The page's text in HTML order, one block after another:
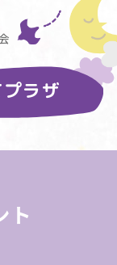
ラザ
ト